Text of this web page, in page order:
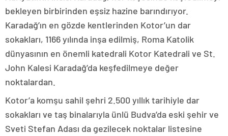
bekleyen birbirinden eşsiz hazine barındırıyor.
Karadağ’ın en gözde kentlerinden Kotor’un dar
sokakları, 1166 yılında inşa edilmiş, Roma Katolik
dünyasının en önemli katedrali Kotor Katedrali ve St.
John Kalesi Karadağ’da keşfedilmeye değer
noktalardan.
Kotor’a komşu sahil şehri 2.500 yıllık tarihiyle dar
sokakları ve taş binalarıyla ünlü Budva’da eski şehir ve
Sveti Stefan Adası da gezilecek noktalar listesine